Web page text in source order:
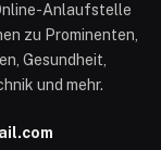
Anlaufstelle
zu Prominenten,
Gesundheit,
und mehr.